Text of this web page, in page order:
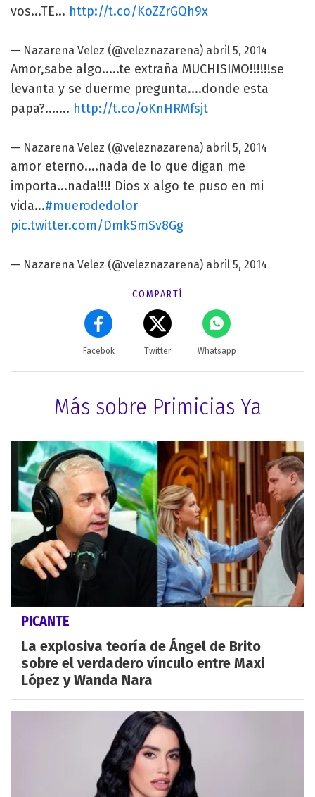
vos...TE... http://t.co/KoZZrGQh9x
— Nazarena Velez (@veleznazarena) abril 5, 2014
Amor,sabe algo.....te extraña MUCHISIMO!!!!!!se
levanta y se duerme pregunta....donde esta
papa?....... http://t.co/oKnHRMfsjt
— Nazarena Velez (@veleznazarena) abril 5, 2014
amor eterno....nada de lo que digan me
importa...nada!!!! Dios x algo te puso en mi
vida...#muerodedolor
pic.twitter.com/DmkSmSv8Gg
— Nazarena Velez (@veleznazarena) abril 5, 2014
COMPARTÍ
Facebok Twitter Whatsapp
Más sobre Primicias Ya
PICANTE
La explosiva teoría de Ángel de Brito
sobre el verdadero vínculo entre Maxi
López y Wanda Nara